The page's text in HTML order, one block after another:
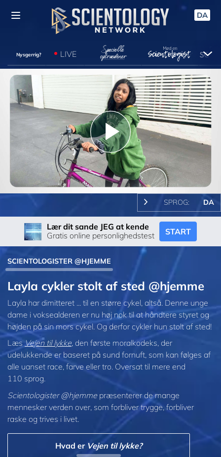
DA
Nysgerrig? LIVE
Play
Video
SPROG: DA
Lær dit sande JEG at kende
Gratis online personlighedstest
START
SCIENTOLOGISTER @HJEMME
Layla cykler stolt af sted @hjemme
Layla har dimitteret ... til en større cykel, altså. Denne unge
dame i voksealderen er nu høj nok til at håndtere styret og
højden på sin mors cykel. Og derfor cykler hun stolt af sted!
LæsVejen til lykke, den første moralkodeks, der
udelukkende er baseret på sund fornuft, som kan følges af
alle uanset race, farve eller tro. Oversat til mere end
110 sprog.
Scientologister @hjemme præsenterer de mange
mennesker verden over, som forbliver trygge, forbliver
raske og trives i livet.
Hvad er Vejen til lykke?